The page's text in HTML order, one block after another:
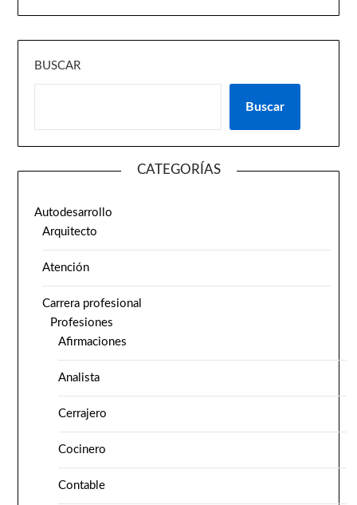
BUSCAR
Buscar
CATEGORÍAS
Autodesarrollo
Arquitecto
Atención
Carrera profesional
Profesiones
Afirmaciones
Analista
Cerrajero
Cocinero
Contable